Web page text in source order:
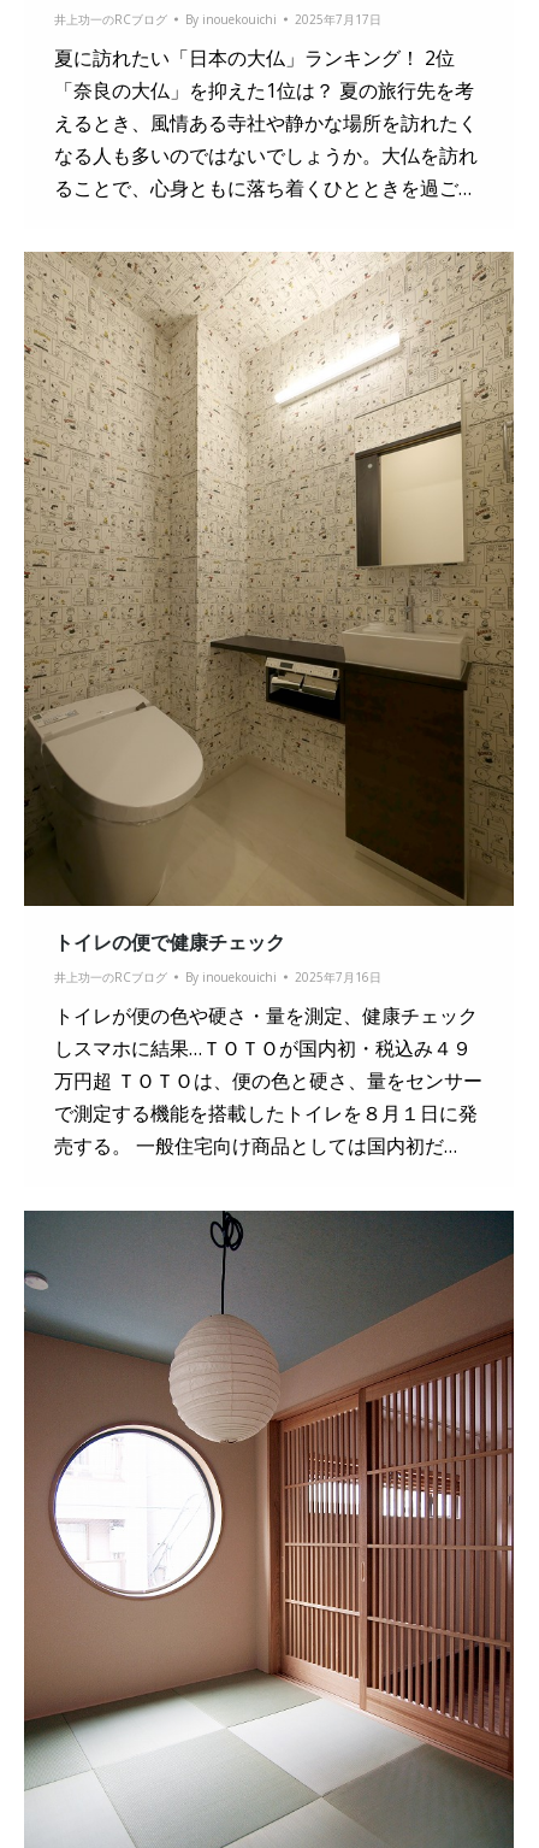
井上功一のRCブログ By inouekouichi 2025年7月17日
夏に訪れたい「日本の大仏」ランキング！ 2位
「奈良の大仏」を抑えた1位は？ 夏の旅行先を考
えるとき、風情ある寺社や静かな場所を訪れたく
なる人も多いのではないでしょうか。大仏を訪れ
ることで、心身ともに落ち着くひとときを過ご…
トイレの便で健康チェック
井上功一のRCブログ By inouekouichi 2025年7月16日
トイレが便の色や硬さ・量を測定、健康チェック
しスマホに結果…ＴＯＴＯが国内初・税込み４９
万円超 ＴＯＴＯは、便の色と硬さ、量をセンサー
で測定する機能を搭載したトイレを８月１日に発
売する。 一般住宅向け商品としては国内初だ…